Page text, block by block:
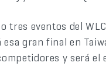
tres eventos del
esa gran final en
y será